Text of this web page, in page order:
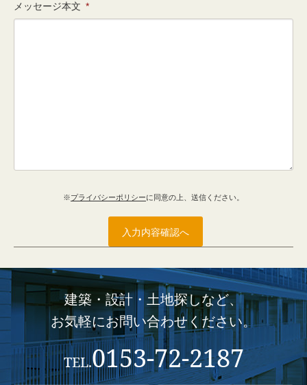
メッセージ本文 *
※プライバシーポリシーに同意の上、送信ください。
建築・設計・土地探しなど、
お気軽にお問い合わせください。
TEL.0153-72-2187